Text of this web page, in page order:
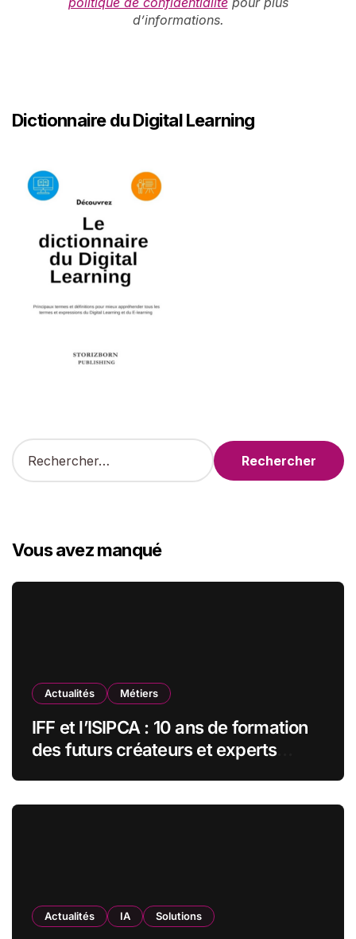
d’informations.
Dictionnaire du Digital Learning
R
e
c
e
Vous avez manqué
Actualités Métiers
IFF et l’ISIPCA : 10 ans de formation
des futurs créateurs et experts
Actualités IA Solutions